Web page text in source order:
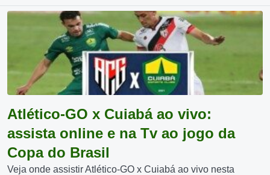
Atlético-GO x Cuiabá ao vivo:
assista online e na Tv ao jogo da
Copa do Brasil
Veja onde assistir Atlético-GO x Cuiabá ao vivo nesta